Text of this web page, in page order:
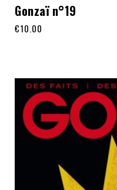
Gonzaï n°19
€10.00